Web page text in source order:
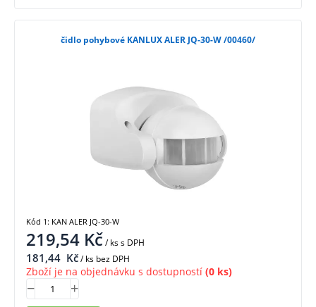
čidlo pohybové KANLUX ALER JQ-30-W /00460/
219,54 Kč/ kss DPH
181,44 Kč/ ks bez DPH
Zboží je na objednávku s dostupností (0 ks)
Kód 1: KAN ALER JQ-30-W